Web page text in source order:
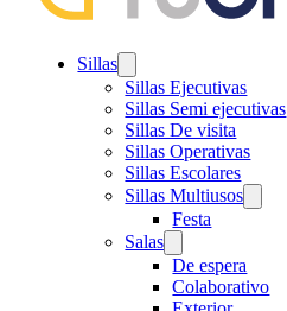
Sillas
Sillas Ejecutivas
Sillas Semi ejecutivas
Sillas De visita
Sillas Operativas
Sillas Escolares
Sillas Multiusos
Festa
Salas
De espera
Colaborativo